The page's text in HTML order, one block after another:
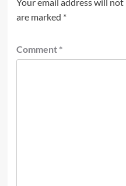
are marked *
Comment *